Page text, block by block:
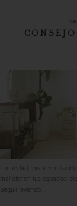
Humedad, poca
mal olor en tus espacios,
Seguir leyendo…